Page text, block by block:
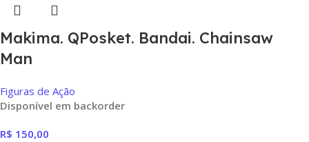
Makima. QPosket. Bandai. Chainsaw
Man
Figuras de Ação
Disponível em backorder
R$ 150,00